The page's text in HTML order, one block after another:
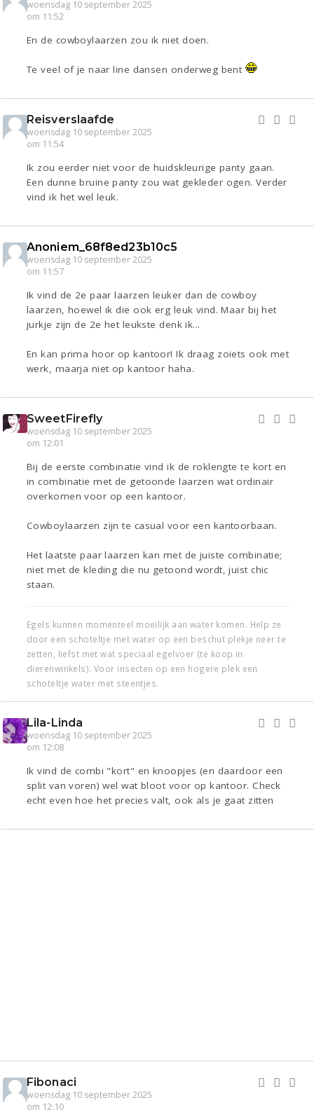
woensdag 10 september 2025
om 11:52
En de cowboylaarzen zou ik niet doen.
Te veel of je naar line dansen onderweg bent
Reisverslaafde
woensdag 10 september 2025
om 11:54
Ik zou eerder niet voor de huidskleurige panty gaan.
Een dunne bruine panty zou wat gekleder ogen. Verder
vind ik het wel leuk.
Anoniem_68f8ed23b10c5
woensdag 10 september 2025
om 11:57
Ik vind de 2e paar laarzen leuker dan de cowboy
laarzen, hoewel ik die ook erg leuk vind. Maar bij het
jurkje zijn de 2e het leukste denk ik...
En kan prima hoor op kantoor! Ik draag zoiets ook met
werk, maarja niet op kantoor haha.
SweetFirefly
woensdag 10 september 2025
om 12:01
Bij de eerste combinatie vind ik de roklengte te kort en
in combinatie met de getoonde laarzen wat ordinair
overkomen voor op een kantoor.
Cowboylaarzen zijn te casual voor een kantoorbaan.
Het laatste paar laarzen kan met de juiste combinatie;
niet met de kleding die nu getoond wordt, juist chic
staan.
Egels kunnen momenteel moeilijk aan water komen. Help ze
door een schoteltje met water op een beschut plekje neer te
zetten, liefst met wat speciaal egelvoer (te koop in
dierenwinkels). Voor insecten op een hogere plek een
schoteltje water met steentjes.
Lila-Linda
woensdag 10 september 2025
om 12:08
Ik vind de combi "kort" en knoopjes (en daardoor een
split van voren) wel wat bloot voor op kantoor. Check
echt even hoe het precies valt, ook als je gaat zitten
Fibonaci
woensdag 10 september 2025
om 12:10